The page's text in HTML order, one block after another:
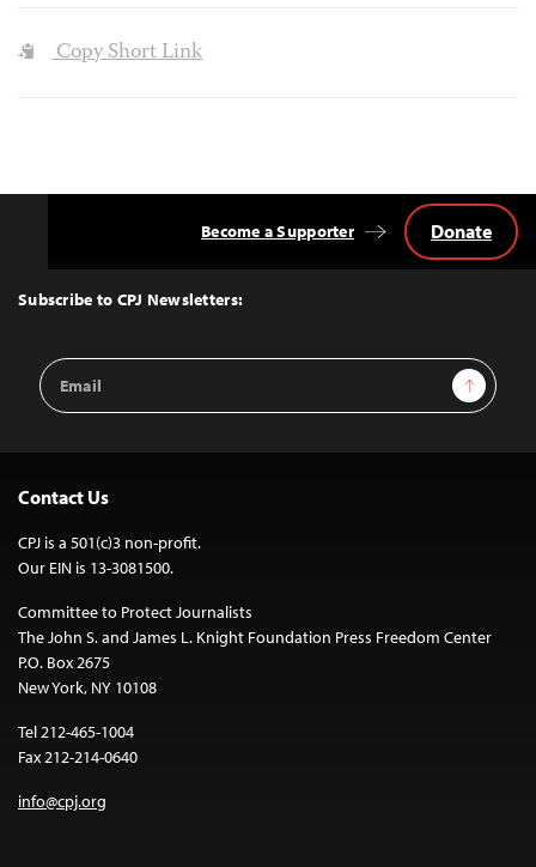
Copy Short Link
Top
Subscribe to CPJ Newsletters:
Email
Address
Sign Up
Become a Supporter Donate
Contact Us
CPJ is a 501(c)3 non-profit.
Our EIN is 13-3081500.
Committee to Protect Journalists
The John S. and James L. Knight Foundation Press Freedom Center
P.O. Box 2675
New York, NY 10108
Tel 212-465-1004
Fax 212-214-0640
info@cpj.org